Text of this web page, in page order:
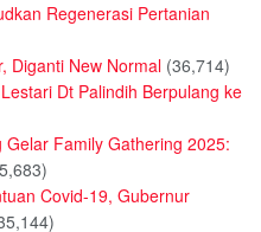
Regenerasi Pertanian
Diganti New Normal (36,714)
Dt Palindih Berpulang ke
Family Gathering 2025:
Covid-19, Gubernur